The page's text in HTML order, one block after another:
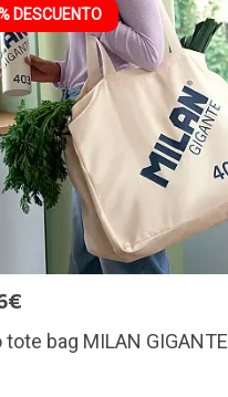
DESCUENTO
tote bag MILAN GIGANTE